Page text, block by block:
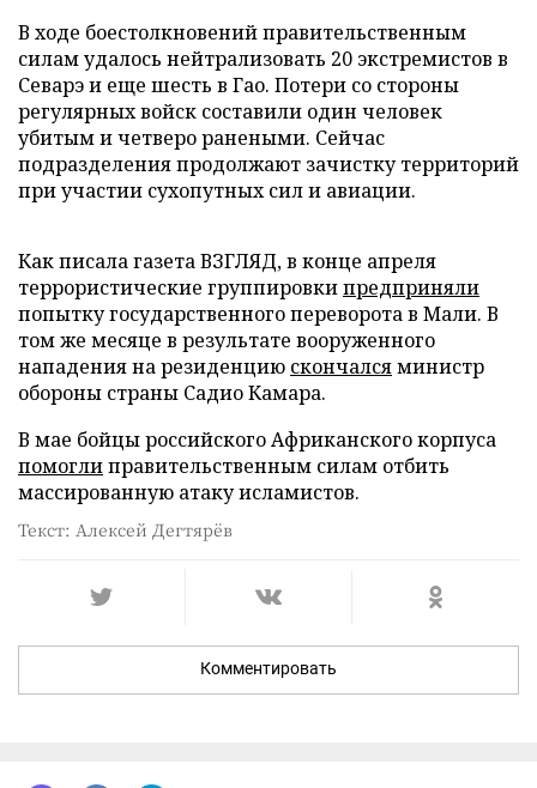
В ходе боестолкновений правительственным
силам удалось нейтрализовать 20 экстремистов в
Севарэ и еще шесть в Гао. Потери со стороны
регулярных войск составили один человек
убитым и четверо ранеными. Сейчас
подразделения продолжают зачистку территорий
при участии сухопутных сил и авиации.
Как писала газета ВЗГЛЯД, в конце апреля
террористические группировкипредприняли
попытку государственного переворота в Мали. В
том же месяце в результате вооруженного
нападения на резиденцию скончалсяминистр
обороны страны Садио Камара.
В мае бойцы российского Африканского корпуса
помоглиправительственным силам отбить
массированную атаку исламистов.
Текст: Алексей Дегтярёв
Комментировать